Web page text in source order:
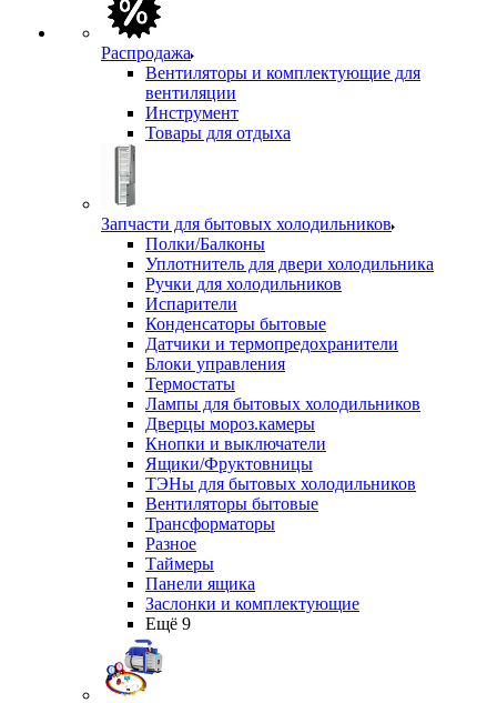
Распродажа
Вентиляторы и комплектующие для
вентиляции
Инструмент
Товары для отдыха
Запчасти для бытовых холодильников
Полки/Балконы
Уплотнитель для двери холодильника
Ручки для холодильников
Испарители
Конденсаторы бытовые
Датчики и термопредохранители
Блоки управления
Термостаты
Лампы для бытовых холодильников
Дверцы мороз.камеры
Кнопки и выключатели
Ящики/Фруктовницы
ТЭНы для бытовых холодильников
Вентиляторы бытовые
Трансформаторы
Разное
Таймеры
Панели ящика
Заслонки и комплектующие
Ещё 9